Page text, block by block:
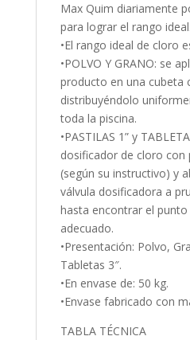
Max Quim diariamente
para lograr el rango ideal.
•El rango ideal de cloro
•POLVO Y GRANO: se
producto en una cubeta
distribuyéndolo
toda la piscina.
•PASTILAS 1” y
dosificador de cloro con
(según su instructivo) y
válvula dosificadora a
hasta encontrar el
adecuado.
•Presentación: Polvo,
Tabletas 3″.
•En envase de: 50 kg.
•Envase fabricado con
TABLA TÉCNICA